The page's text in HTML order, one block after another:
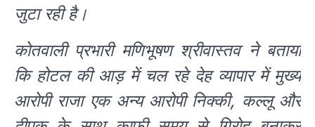
जुटा रही है।
कोतवाली प्रभारी मणिभूषण श्रीवास्तव ने बताया
कि होटल की आड़ में चल रहे देह व्यापार में मुख्य
आरोपी राजा एक अन्य आरोपी निक्की, कल्लू और